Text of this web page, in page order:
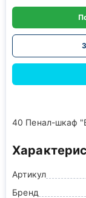
40 Пенал-шкаф
Артикул
Бренд